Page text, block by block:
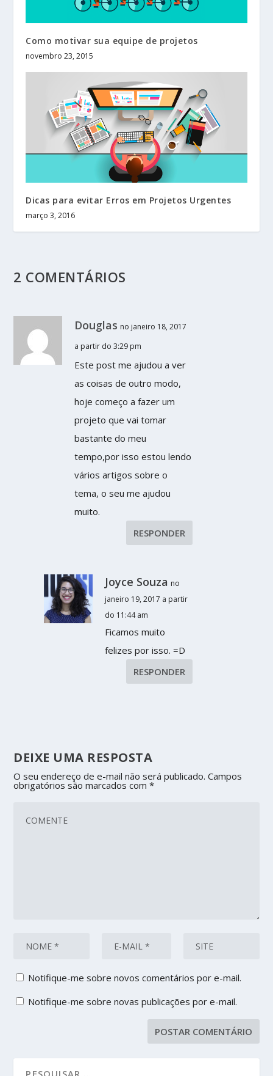
Como motivar sua equipe de projetos
novembro 23, 2015
Dicas para evitar Erros em Projetos Urgentes
março 3, 2016
2 COMENTÁRIOS
Douglas no janeiro 18, 2017
a partir do 3:29 pm
Este post me ajudou a ver
as coisas de outro modo,
hoje começo a fazer um
projeto que vai tomar
bastante do meu
tempo,por isso estou lendo
vários artigos sobre o
tema, o seu me ajudou
muito.
RESPONDER
Joyce Souza no
janeiro 19, 2017 a partir
do 11:44 am
Ficamos muito
felizes por isso. =D
RESPONDER
DEIXE UMA RESPOSTA
O seu endereço de e-mail não será publicado. Campos
obrigatórios são marcados com*
Notifique-me sobre novos comentários por e-mail.
Notifique-me sobre novas publicações por e-mail.